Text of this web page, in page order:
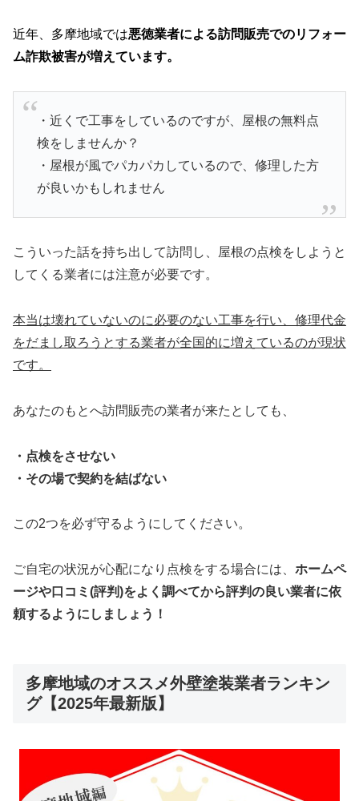
近年、多摩地域では悪徳業者による訪問販売でのリフォー
ム詐欺被害が増えています。
・近くで工事をしているのですが、屋根の無料点
検をしませんか？
・屋根が風でパカパカしているので、修理した方
が良いかもしれません
こういった話を持ち出して訪問し、屋根の点検をしようと
してくる業者には注意が必要です。
本当は壊れていないのに必要のない工事を行い、修理代金
をだまし取ろうとする業者が全国的に増えているのが現状
です。
あなたのもとへ訪問販売の業者が来たとしても、
・点検をさせない
・その場で契約を結ばない
この2つを必ず守るようにしてください。
ご自宅の状況が心配になり点検をする場合には、 ホームペ
ージや口コミ(評判)をよく調べてから評判の良い業者に依
頼するようにしましょう！
多摩地域のオススメ外壁塗装業者ランキン
グ【2025年最新版】